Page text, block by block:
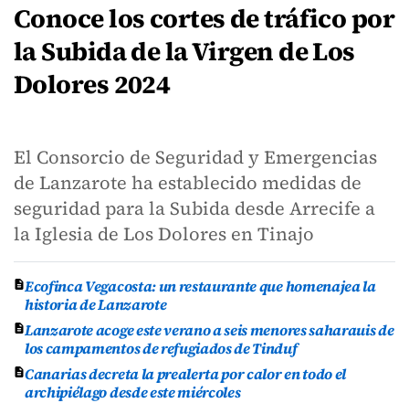
Conoce los cortes de tráfico por
la Subida de la Virgen de Los
Dolores 2024
El Consorcio de Seguridad y Emergencias
de Lanzarote ha establecido medidas de
seguridad para la Subida desde Arrecife a
la Iglesia de Los Dolores en Tinajo
Ecofinca Vegacosta: un restaurante que homenajea la
historia de Lanzarote
Lanzarote acoge este verano a seis menores saharauis de
los campamentos de refugiados de Tinduf
Canarias decreta la prealerta por calor en todo el
archipiélago desde este miércoles